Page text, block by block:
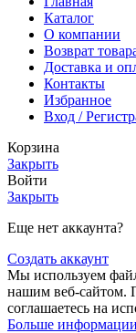
Каталог
О компании
Возврат
Доставка и
Контакты
Избранное
Вход /
Корзина
Закрыть
Войти
Закрыть
Еще нет аккаунта?
Создать аккаунт
Мы используем
нашим веб-сайтом.
соглашаетесь на
Больше информации